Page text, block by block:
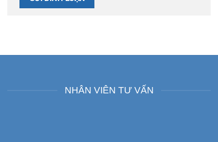
NHÂN VIÊN TƯ VẤN